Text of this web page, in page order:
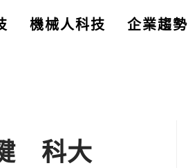
機械人科技 企業趨勢
科大